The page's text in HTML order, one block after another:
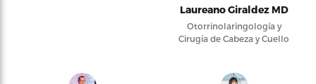
Laureano Giraldez MD
Otorrinolaringología y
Cirugía de Cabeza y Cuello